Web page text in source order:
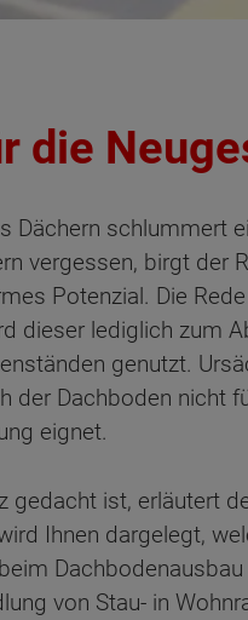
die
Dächern schlummert
vergessen, birgt der
Potenzial. Die
dieser lediglich zum
genutzt.
der Dachboden nicht
eignet.
gedacht ist, erläutert
Ihnen dargelegt,
von Stau- in